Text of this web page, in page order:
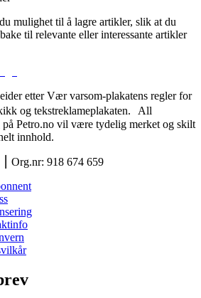
mulighet til å lagre artikler, slik at du
til relevante eller interessante artikler
etter Vær varsom-plakatens regler for
og tekstreklameplakaten. All
på Petro.no vil være tydelig merket og skilt
innhold.
⎮ Org.nr: 918 674 659